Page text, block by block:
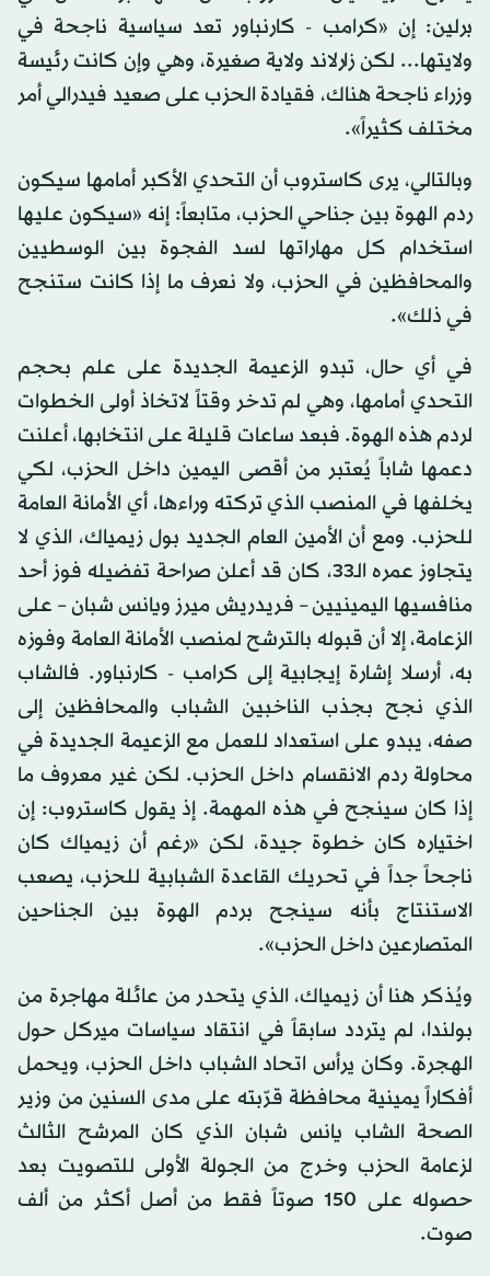
برلين: إن «كرامب - كارنباور تعد سياسية ناجحة في
ولايتها... لكن زارلاند ولاية صغيرة، وهي وإن كانت رئيسة
وزراء ناجحة هناك، فقيادة الحزب على صعيد فيدرالي أمر
مختلف كثيراً».
وبالتالي، يرى كاستروب أن التحدي الأكبر أمامها سيكون
ردم الهوة بين جناحي الحزب، متابعاً: إنه «سيكون عليها
استخدام كل مهاراتها لسد الفجوة بين الوسطيين
والمحافظين في الحزب، ولا نعرف ما إذا كانت ستنجح
في ذلك».
في أي حال، تبدو الزعيمة الجديدة على علم بحجم
التحدي أمامها، وهي لم تدخر وقتاً لاتخاذ أولى الخطوات
لردم هذه الهوة. فبعد ساعات قليلة على انتخابها، أعلنت
دعمها شاباً يُعتبر من أقصى اليمين داخل الحزب، لكي
يخلفها في المنصب الذي تركته وراءها، أي الأمانة العامة
للحزب. ومع أن الأمين العام الجديد بول زيمياك، الذي لا
يتجاوز عمره الـ33، كان قد أعلن صراحة تفضيله فوز أحد
منافسيها اليمينيين – فريدريش ميرز ويانس شبان – على
الزعامة، إلا أن قبوله بالترشح لمنصب الأمانة العامة وفوزه
به، أرسلا إشارة إيجابية إلى كرامب - كارنباور. فالشاب
الذي نجح بجذب الناخبين الشباب والمحافظين إلى
صفه، يبدو على استعداد للعمل مع الزعيمة الجديدة في
محاولة ردم الانقسام داخل الحزب. لكن غير معروف ما
إذا كان سينجح في هذه المهمة. إذ يقول كاستروب: إن
اختياره كان خطوة جيدة، لكن «رغم أن زيمياك كان
ناجحاً جداً في تحريك القاعدة الشبابية للحزب، يصعب
الاستنتاج بأنه سينجح بردم الهوة بين الجناحين
المتصارعين داخل الحزب».
ويُذكر هنا أن زيمياك، الذي يتحدر من عائلة مهاجرة من
بولندا، لم يتردد سابقاً في انتقاد سياسات ميركل حول
الهجرة. وكان يرأس اتحاد الشباب داخل الحزب، ويحمل
أفكاراً يمينية محافظة قرّبته على مدى السنين من وزير
الصحة الشاب يانس شبان الذي كان المرشح الثالث
لزعامة الحزب وخرج من الجولة الأولى للتصويت بعد
حصوله على 150 صوتاً فقط من أصل أكثر من ألف
صوت.